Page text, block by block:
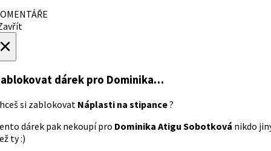
dárek pro Dominika…
si zablokovat Náplasti na stipance?
dárek pak nekoupí pro Dominika Atigu Sobotková nikdo
ty :)